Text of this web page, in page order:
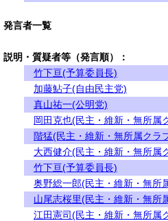
発言者一覧
説明・質疑者等（発言順）：
竹下亘(予算委員長)
加藤鮎子(自由民主党)
真山祐一(公明党)
岡田克也(民主・維新・無所属
階猛(民主・維新・無所属クラ
大西健介(民主・維新・無所属
竹下亘(予算委員長)
奥野総一郎(民主・維新・無所
山尾志桜里(民主・維新・無所
江田憲司(民主・維新・無所属